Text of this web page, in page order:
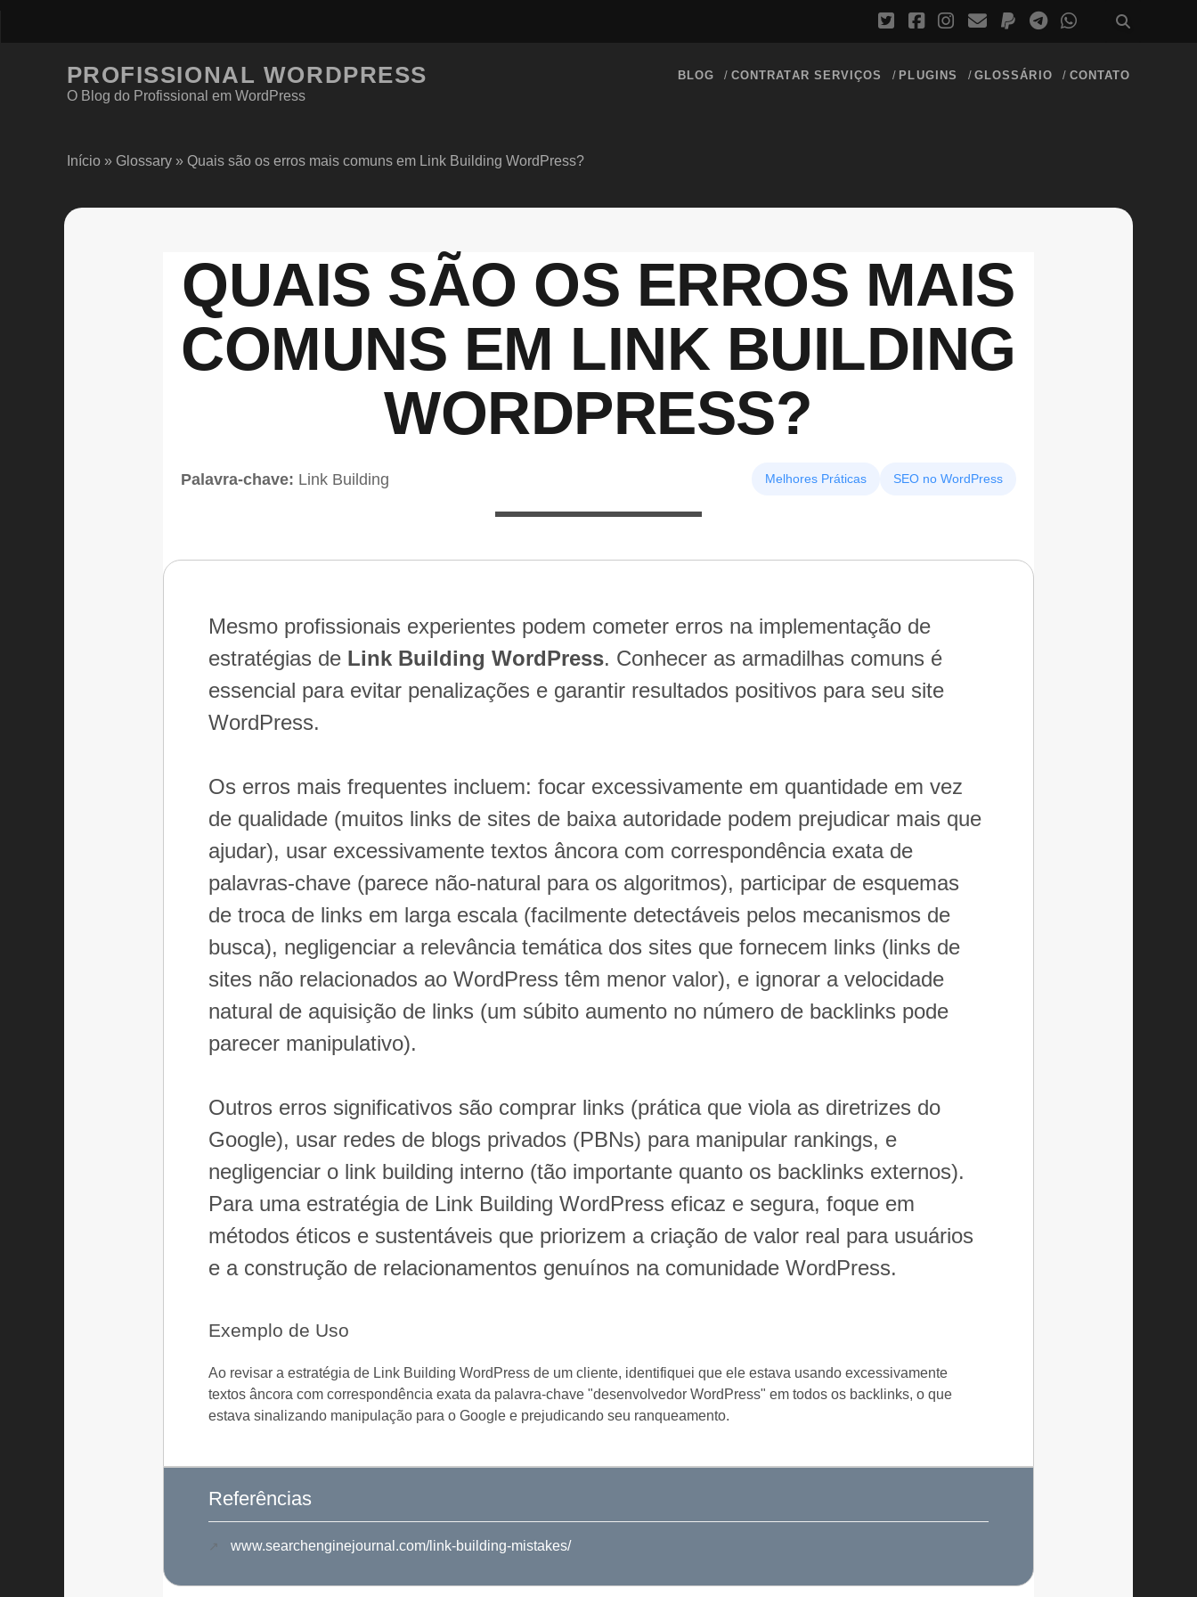
PROFISSIONAL WORDPRESS
O Blog do Profissional em WordPress
BLOG CONTRATAR SERVIÇOS PLUGINS GLOSSÁRIO CONTATO
Início» Glossary» Quais são os erros mais comuns em Link Building WordPress?
QUAIS SÃO OS ERROS MAIS
COMUNS EM LINK BUILDING
WORDPRESS?
Palavra-chave: Link Building Melhores Práticas SEO no WordPress
Mesmo profissionais experientes podem cometer erros na implementação de
estratégias de Link Building WordPress. Conhecer as armadilhas comuns é
essencial para evitar penalizações e garantir resultados positivos para seu site
WordPress.
Os erros mais frequentes incluem: focar excessivamente em quantidade em vez
de qualidade (muitos links de sites de baixa autoridade podem prejudicar mais que
ajudar), usar excessivamente textos âncora com correspondência exata de
palavras-chave (parece não-natural para os algoritmos), participar de esquemas
de troca de links em larga escala (facilmente detectáveis pelos mecanismos de
busca), negligenciar a relevância temática dos sites que fornecem links (links de
sites não relacionados ao WordPress têm menor valor), e ignorar a velocidade
natural de aquisição de links (um súbito aumento no número de backlinks pode
parecer manipulativo).
Outros erros significativos são comprar links (prática que viola as diretrizes do
Google), usar redes de blogs privados (PBNs) para manipular rankings, e
negligenciar o link building interno (tão importante quanto os backlinks externos).
Para uma estratégia de Link Building WordPress eficaz e segura, foque em
métodos éticos e sustentáveis que priorizem a criação de valor real para usuários
e a construção de relacionamentos genuínos na comunidade WordPress.
Exemplo de Uso
Ao revisar a estratégia de Link Building WordPress de um cliente, identifiquei que ele estava usando excessivamente
textos âncora com correspondência exata da palavra-chave "desenvolvedor WordPress" em todos os backlinks, o que
estava sinalizando manipulação para o Google e prejudicando seu ranqueamento.
Referências
www.searchenginejournal.com/link-building-mistakes/